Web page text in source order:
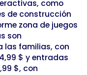
como
de construcción
zona de juegos
son
las familias, con
$ y entradas
$, con